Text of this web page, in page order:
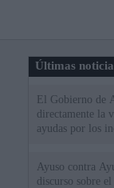
Últimas
El Gobierno de
directamente la
ayudas por los
Ayuso contra
discurso sobre